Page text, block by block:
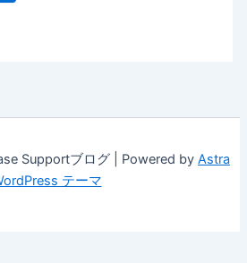
Supportブログ | Powered by Astra
テーマ